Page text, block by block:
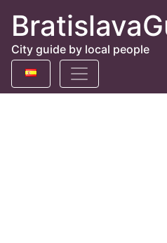
City guide by local people